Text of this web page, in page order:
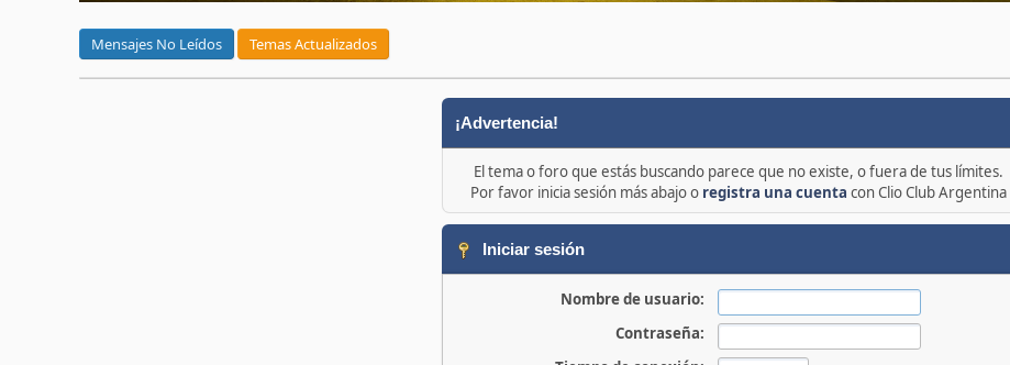
Mensajes No Leídos Temas Actualizados
¡Advertencia!
El tema o foro que estás buscando parece que no existe, o fuera de tus límites.
Por favor inicia sesión más abajo o registra una cuenta con Clio Club Argentina
Iniciar sesión
Nombre de usuario:
Contraseña: